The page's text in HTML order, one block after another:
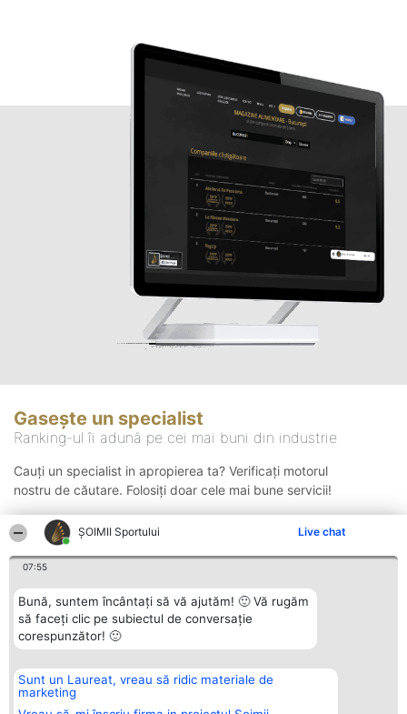
ȘOIMII Sportului Live chat
07:55
Bună, suntem încântați să vă ajutăm! 🙂 Vă rugăm
să faceți clic pe subiectul de conversație
corespunzător! 🙂
Sunt un Laureat, vreau să ridic materiale de
marketing
Gasește un specialist
Ranking-ul îi adună pe cei mai buni din industrie
Cauți un specialist in apropierea ta? Verificați motorul
nostru de căutare. Folosiți doar cele mai bune servicii!
Organizator Ranking
BRIGHT SOLUTIONS BR SRL
Aleea Timisul De Sus 2 Bl. A30
Plebiscyt
Lista Tuturor
Contact